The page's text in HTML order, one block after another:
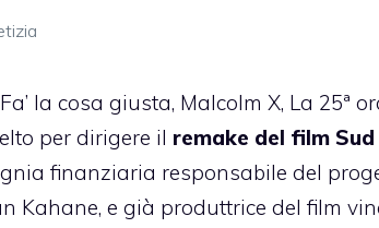
la cosa giusta, Malcolm X, La 25ª
per dirigere il remake del film
finanziaria responsabile del
Kahane, e già produttrice del film